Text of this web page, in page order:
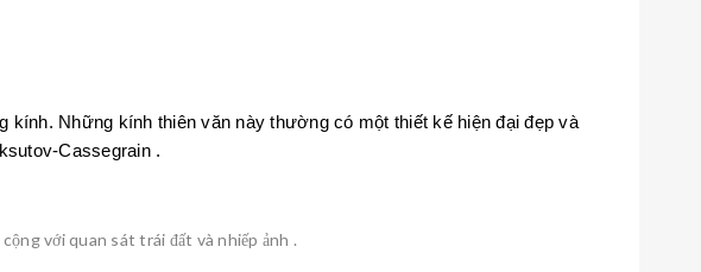
Những kính thiên văn này thường có một thiết kế hiện đại đẹp và
Cassegrain .
với quan sát trái đất và nhiếp ảnh .